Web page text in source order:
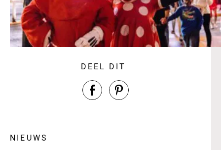
DEEL DIT
NIEUWS